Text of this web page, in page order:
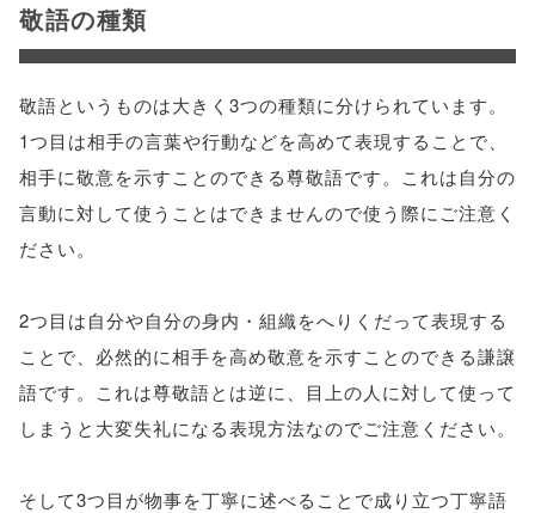
敬語の種類
敬語というものは大きく3つの種類に分けられています。
1つ目は相手の言葉や行動などを高めて表現することで、
相手に敬意を示すことのできる尊敬語です。これは自分の
言動に対して使うことはできませんので使う際にご注意く
ださい。
2つ目は自分や自分の身内・組織をへりくだって表現する
ことで、必然的に相手を高め敬意を示すことのできる謙譲
語です。これは尊敬語とは逆に、目上の人に対して使って
しまうと大変失礼になる表現方法なのでご注意ください。
そして3つ目が物事を丁寧に述べることで成り立つ丁寧語